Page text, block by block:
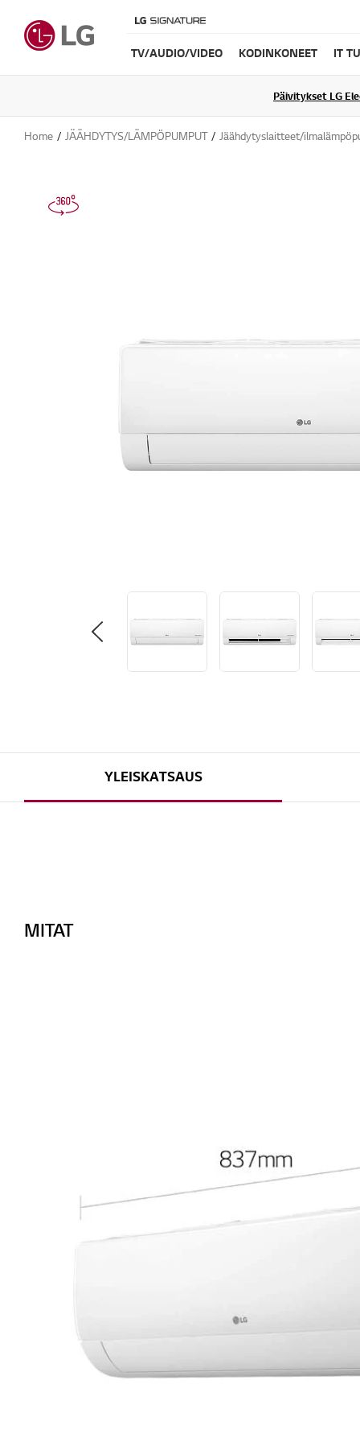
TV/AUDIO/VIDEO KODINKONEET IT
Päivitykset LG
Home JÄÄHDYTYS/LÄMPÖPUMPUT Jäähdytyslaitteet/
YLEISKATSAUS
MITAT